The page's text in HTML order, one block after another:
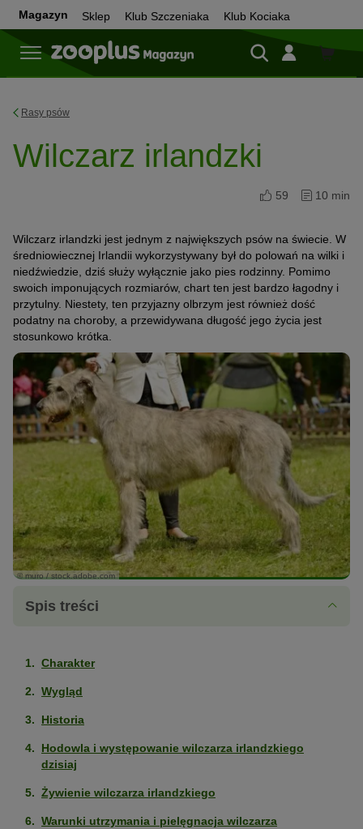
Magazyn Sklep Klub Szczeniaka Klub Kociaka
Sklep
Rasy psów
Wilczarz irlandzki
59 10 min
Wilczarz irlandzki jest jednym z największych psów na świecie. W
średniowiecznej Irlandii wykorzystywany był do polowań na wilki i
niedźwiedzie, dziś służy wyłącznie jako pies rodzinny. Pomimo
swoich imponujących rozmiarów, chart ten jest bardzo łagodny i
przytulny. Niestety, ten przyjazny olbrzym jest również dość
podatny na choroby, a przewidywana długość jego życia jest
stosunkowo krótka.
© muro / stock.adobe.com
Spis treści
Charakter
Wygląd
Historia
Hodowla i występowanie wilczarza irlandzkiego
dzisiaj
Żywienie wilczarza irlandzkiego
Warunki utrzymania i pielęgnacja wilczarza